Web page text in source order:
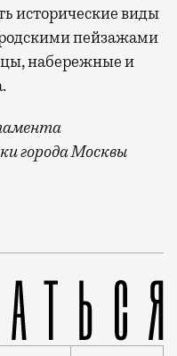
исторические виды
пейзажами
набережные и
города Москвы
праздник День